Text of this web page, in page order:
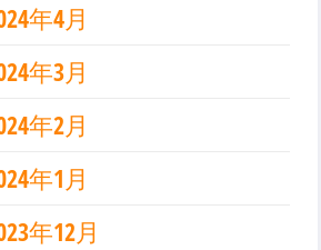
年4月
年3月
年2月
年1月
年12月